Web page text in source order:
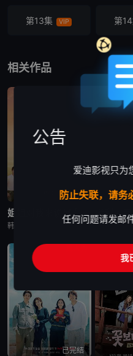
第13集 VIP 第
相关作品
更新至第9集
姐姐对我来说是女人2
韩国综艺节目《姐姐对我来说是女人2》又名：Noona is a Woman to Me 2，讲述了：节目旨在开掘为了事业而度过激烈的时间还没有找到爱情的女性和在爱情面前相信年龄只是数字的男性之间的罗曼
孝利家民
已完结
公告
爱迪影视只为
防止失联，请务
任何问题请发邮
我